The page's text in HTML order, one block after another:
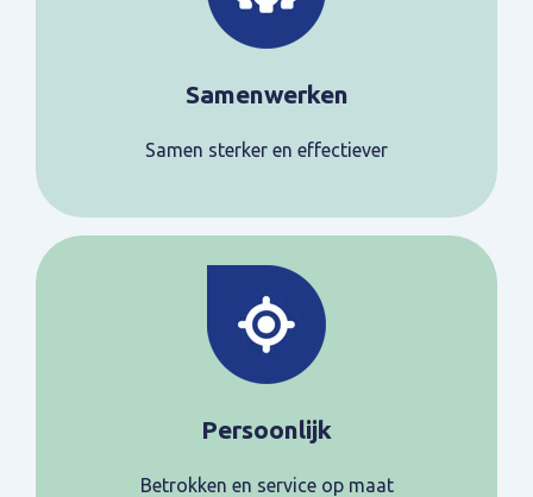
Samenwerken
Samen sterker en effectiever
Persoonlijk
Betrokken en service op maat